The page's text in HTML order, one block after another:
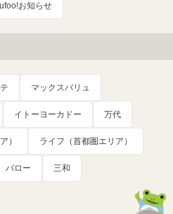
お知らせ
マックスバリュ
イトーヨーカドー 万代
） ライフ（首都圏エリア）
バロー 三和